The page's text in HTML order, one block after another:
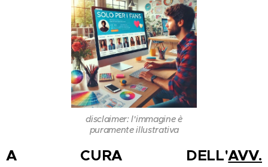
disclaimer: l'immagine è
puramente illustrativa
A CURA DELL'AVV.